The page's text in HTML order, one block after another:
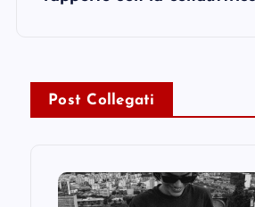
Post Collegati